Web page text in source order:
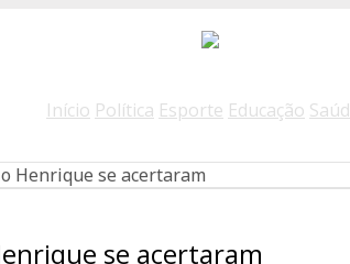
Início Política Esporte Educação
Henrique se acertaram
se acertaram